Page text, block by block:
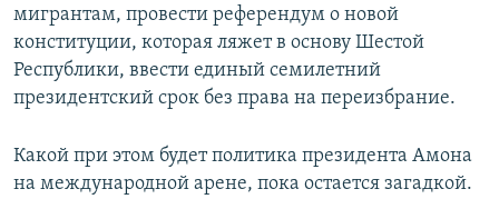
мигрантам, провести референдум о новой
конституции, которая ляжет в основу Шестой
Республики, ввести единый семилетний
президентский срок без права на переизбрание.
Какой при этом будет политика президента Амона
на международной арене, пока остается загадкой.